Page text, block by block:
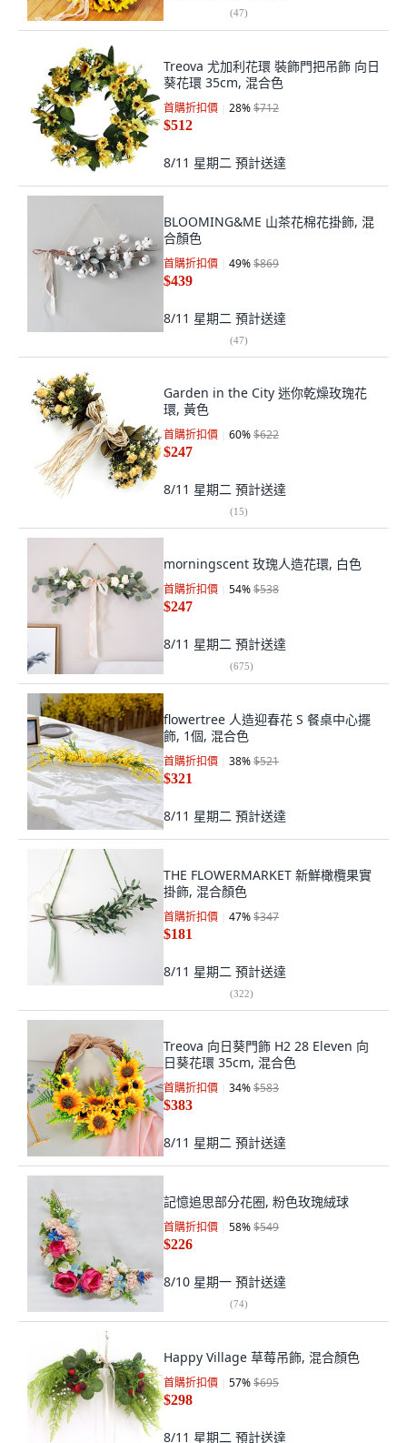
(47)
Treova 尤加利花環 裝飾門把吊飾 向日
葵花環 35cm, 混合色
首購折扣價 28%$712
$512
8/11 星期二 預計送達
BLOOMING&ME 山茶花棉花掛飾, 混
合顏色
首購折扣價 49%$869
$439
8/11 星期二 預計送達
(47)
Garden in the City 迷你乾燥玫瑰花
環, 黃色
首購折扣價 60%$622
$247
8/11 星期二 預計送達
(15)
morningscent 玫瑰人造花環, 白色
首購折扣價 54%$538
$247
8/11 星期二 預計送達
(675)
flowertree 人造迎春花 S 餐桌中心擺
飾, 1個, 混合色
首購折扣價 38%$521
$321
8/11 星期二 預計送達
THE FLOWERMARKET 新鮮橄欖果實
掛飾, 混合顏色
首購折扣價 47%$347
$181
8/11 星期二 預計送達
(322)
Treova 向日葵門飾 H2 28 Eleven 向
日葵花環 35cm, 混合色
首購折扣價 34%$583
$383
8/11 星期二 預計送達
記憶追思部分花圈, 粉色玫瑰絨球
首購折扣價 58%$549
$226
8/10 星期一 預計送達
(74)
Happy Village 草莓吊飾, 混合顏色
首購折扣價 57%$695
$298
8/11 星期二 預計送達